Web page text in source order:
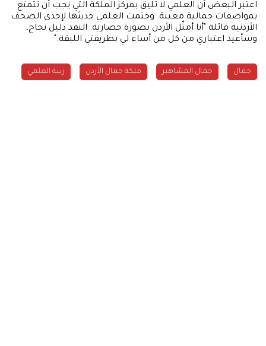
اعتبر البعض أن العلمي لا تليق بمركز الملكة التي يجب أن تتمتع
بمواصفات جمالية معينة. وختمت العلمي حديثها لإحدى الصحف
الأردنية قائلة "أنا أمثّل الأردن بصورة حضارية. النقد دليل نجاح،
وسأعيد اعتباري من كل من أساء لي بطريقتي اللبقة."
جمال جمال المشاهير ملكة جمال الأردن زينة العلمي